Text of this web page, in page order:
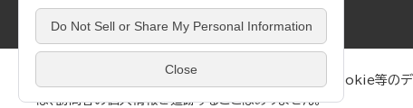
ぶんか社が運営するサイトでは、利便性向上のためにCookie等の
は、訪問者の個人情報を追跡することはありません。